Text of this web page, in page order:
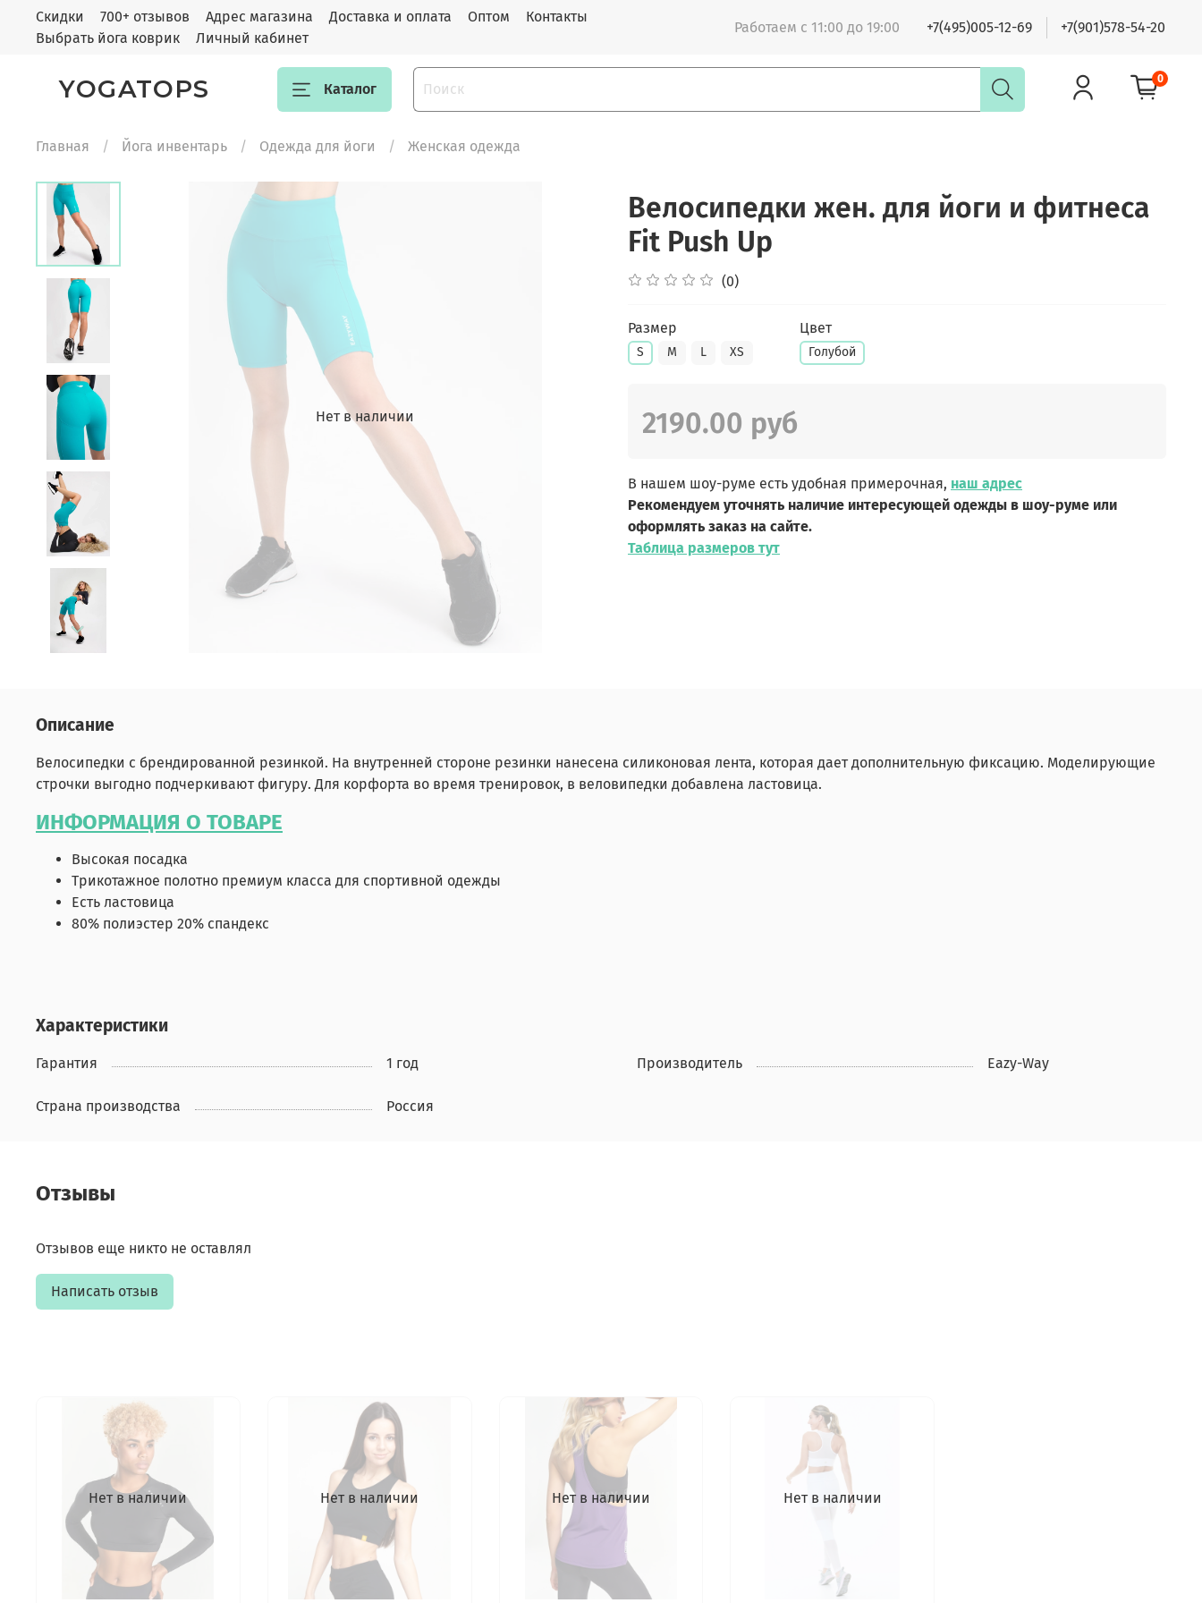
Скидки 700+ отзывов Адрес магазина Доставка и оплата Оптом
Контакты
Выбрать йога коврик
Личный кабинет
Работаем с 11:00 до 19:00 +7(495)005-12-69 +7(901)578-54-20
YOGATOPS Каталог
0
Главная Йога инвентарь Одежда для йоги Женская одежда
Нет в наличии
Велосипедки жен. для йоги и фитнеса
Fit Push Up
(0)
Размер
S M L XS
Цвет
Голубой
2190.00 руб
В нашем шоу-руме есть удобная примерочная, наш адрес
Рекомендуем уточнять наличие интересующей одежды в шоу-руме или
оформлять заказ на сайте.
Таблица размеров тут
Описание
Велосипедки с брендированной резинкой. На внутренней стороне резинки нанесена силиконовая лента, которая дает дополнительную фиксацию. Моделирующие
строчки выгодно подчеркивают фигуру. Для корфорта во время тренировок, в веловипедки добавлена ластовица.
ИНФОРМАЦИЯ О ТОВАРЕ
Высокая посадка
Трикотажное полотно премиум класса для спортивной одежды
Есть ластовица
80% полиэстер 20% спандекс
Характеристики
Гарантия 1 год Производитель Eazy-Way
Страна производства Россия
Отзывы
Отзывов еще никто не оставлял
Написать отзыв
Нет в наличии Нет в наличии Нет в наличии Нет в наличии